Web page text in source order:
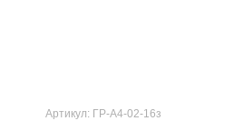
Артикул: ГР-А4-02-16з